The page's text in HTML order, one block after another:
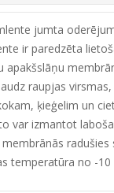
jumta
ir paredzēta
apakšslāņu
raupjas
ķieģelim un
var izmantot
radušies
temperatūra no -10